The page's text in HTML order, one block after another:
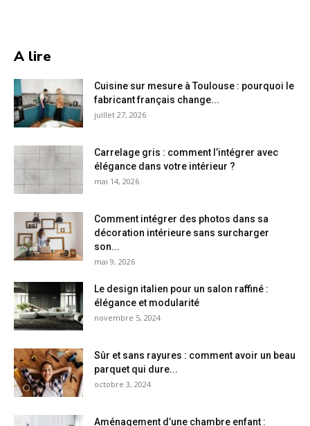
A lire
Cuisine sur mesure à Toulouse : pourquoi le
fabricant français change...
juillet 27, 2026
Carrelage gris : comment l’intégrer avec
élégance dans votre intérieur ?
mai 14, 2026
Comment intégrer des photos dans sa
décoration intérieure sans surcharger
son...
mai 9, 2026
Le design italien pour un salon raffiné :
élégance et modularité
novembre 5, 2024
Sûr et sans rayures : comment avoir un beau
parquet qui dure...
octobre 3, 2024
Aménagement d’une chambre enfant :